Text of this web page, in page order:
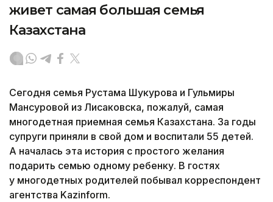
живет самая большая семья
Казахстана
Сегодня семья Рустама Шукурова и Гульмиры
Мансуровой из Лисаковска, пожалуй, самая
многодетная приемная семья Казахстана. За годы
супруги приняли в свой дом и воспитали 55 детей.
А началась эта история с простого желания
подарить семью одному ребенку. В гостях
у многодетных родителей побывал корреспондент
агентства Kazinform.